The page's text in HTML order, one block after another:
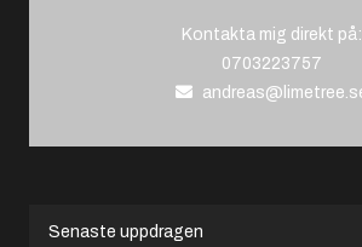
Kontakta mig direkt på:
0703223757
Senaste uppdragen